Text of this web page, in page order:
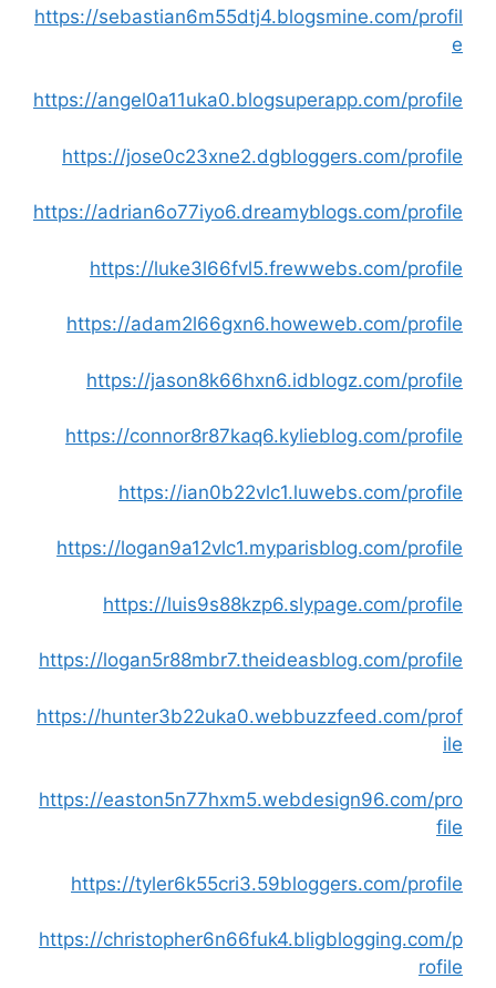
https://sebastian6m55dtj4.blogsmine.com/profil
e
https://angel0a11uka0.blogsuperapp.com/profile
https://jose0c23xne2.dgbloggers.com/profile
https://adrian6o77iyo6.dreamyblogs.com/profile
https://luke3l66fvl5.frewwebs.com/profile
https://adam2l66gxn6.howeweb.com/profile
https://jason8k66hxn6.idblogz.com/profile
https://connor8r87kaq6.kylieblog.com/profile
https://ian0b22vlc1.luwebs.com/profile
https://logan9a12vlc1.myparisblog.com/profile
https://luis9s88kzp6.slypage.com/profile
https://logan5r88mbr7.theideasblog.com/profile
https://hunter3b22uka0.webbuzzfeed.com/prof
ile
https://easton5n77hxm5.webdesign96.com/pro
file
https://tyler6k55cri3.59bloggers.com/profile
https://christopher6n66fuk4.bligblogging.com/p
rofile